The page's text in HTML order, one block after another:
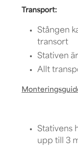
Transport:
Stången
transort
Stativen
Allt
Stativens
upp till 3